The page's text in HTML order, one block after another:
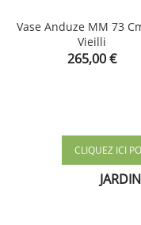
Vase Anduze MM 73
Vieilli
Prix
265,00 €
CLIQUEZ ICI